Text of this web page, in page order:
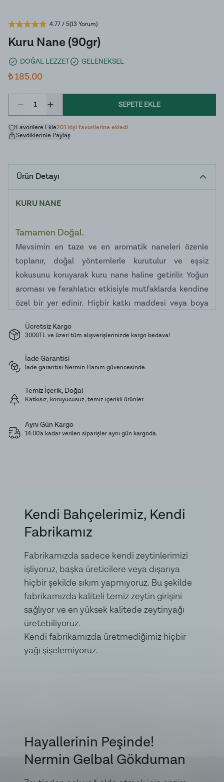
4.77 / 5(13 Yorum)
Kuru Nane (90gr)
DOĞAL LEZZET GELENEKSEL
₺ 185.00
1 SEPETE EKLE
Favorilere Ekle201 kişi favorilerine ekledi
Sevdiklerinle Paylaş
Ürün Detayı
KURU NANE
Tamamen Doğal.
Mevsimin en taze ve en aromatik naneleri özenle
toplanır, doğal yöntemlerle kurutulur ve eşsiz
kokusunu koruyarak kuru nane haline getirilir. Yoğun
aroması ve ferahlatıcı etkisiyle mutfaklarda kendine
özel bir yer edinir. Hiçbir katkı maddesi veya boya
yemeklerde, mezelerde, çorbalarda gönül rahatlığıyla
zamanda ev yapımı bitkisel çay karışımlarınıza da
eşsiz bir lezzet ve ferahlık katmak için idealdir.
Muhafaza Koşulları:
Karanlık, serin ve nemsiz
ederiz.
Ücretsiz Kargo
3000TL ve üzeri tüm alışverişlerinizde kargo bedava!
İade Garantisi
İade garantisi Nermin Hanım güvencesinde.
Temiz İçerik, Doğal
Katkısız, koruyucusuz, temiz içerikli ürünler.
Aynı Gün Kargo
14:00'a kadar verilen siparişler aynı gün kargoda.
Kendi Bahçelerimiz, Kendi
Fabrikamız
Fabrikamızda sadece kendi zeytinlerimizi
işliyoruz, başka üreticilere veya dışarıya
hiçbir şekilde sıkım yapmıyoruz. Bu şekilde
fabrikamızda kaliteli temiz zeytin girişini
sağlıyor ve en yüksek kalitede zeytinyağı
üretebiliyoruz.
Kendi fabrikamızda üretmediğimiz hiçbir
yağı şişelemiyoruz.
Hayallerinin Peşinde!
Nermin Gelbal Gökduman